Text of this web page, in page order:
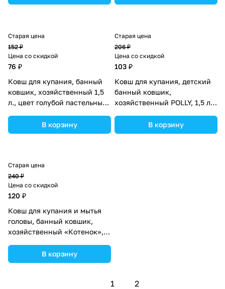
Старая цена
152 ₽
Цена со скидкой
76 ₽
Ковш для купания, банный
ковшик, хозяйственный 1,5
л., цвет голубой пастельный
В корзину
Старая цена
206 ₽
Цена со скидкой
103 ₽
Ковш для купания, детский
банный ковшик,
хозяйственный POLLY, 1,5 л.,
В корзину
Старая цена
240 ₽
Цена со скидкой
120 ₽
Ковш для купания и мытья
головы, банный ковшик,
хозяйственный «Котенок»,
(№2589889).В корзину
1 2